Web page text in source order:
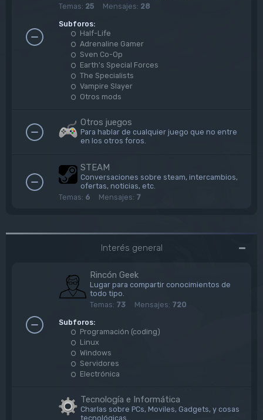
Temas: 25 Mensajes: 28
Subforos:
Half-Life
Adrenaline Gamer
Sven Co-Op
Earth's Special Forces
The Specialists
Vampire Slayer
Otros mods
Otros juegos
Para hablar de cualquier juego que no entre
en los otros foros.
STEAM
Conversaciones sobre steam, intercambios,
ofertas, noticias, etc.
Temas: 6 Mensajes: 7
Interés general
Rincón Geek
Lugar para compartir conocimientos de
todo tipo.
Temas: 73 Mensajes: 720
Subforos:
Programación (coding)
Linux
Windows
Servidores
Electrónica
Tecnología e Informática
Charlas sobre PCs, Moviles, Gadgets, y cosas
tecnológicas.